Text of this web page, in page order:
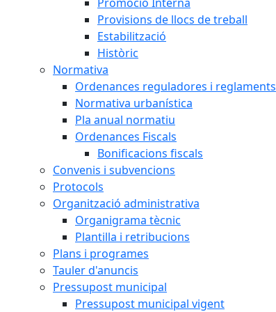
Provisions de llocs de treball
Estabilització
Històric
Normativa
Ordenances reguladores i reglaments
Normativa urbanística
Pla anual normatiu
Ordenances Fiscals
Bonificacions fiscals
Convenis i subvencions
Protocols
Organització administrativa
Organigrama tècnic
Plantilla i retribucions
Plans i programes
Tauler d'anuncis
Pressupost municipal
Pressupost municipal vigent